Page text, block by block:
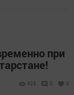
при
323 0 0